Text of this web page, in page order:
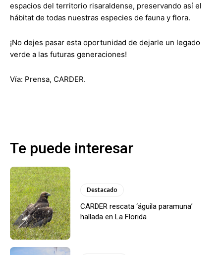
espacios del territorio risaraldense, preservando así el
hábitat de todas nuestras especies de fauna y flora.
¡No dejes pasar esta oportunidad de dejarle un legado
verde a las futuras generaciones!
Vía: Prensa, CARDER.
Te puede interesar
Destacado
CARDER rescata ‘águila paramuna’
hallada en La Florida